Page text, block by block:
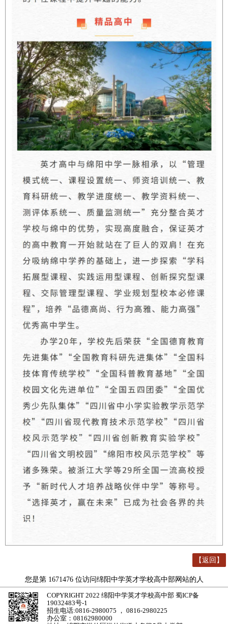
【返回】
您是第 1671476位访问绵阳中学英才学校高中部网站的人
COPYRIGHT 2022 绵阳中学英才学校高中部蜀ICP备
19032483号-1
招生电话:0816-2980075 ， 0816-2980225
办公室：08162980000